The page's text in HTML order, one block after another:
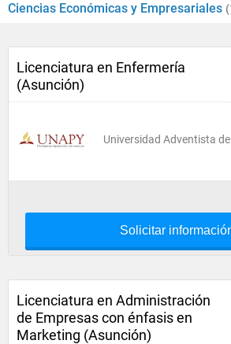
Ciencias Económicas y Empresariales
Licenciatura en Enfermería
(Asunción)
Universidad Adventista
Solicitar
Licenciatura en Administración
de Empresas con énfasis en
Marketing (Asunción)